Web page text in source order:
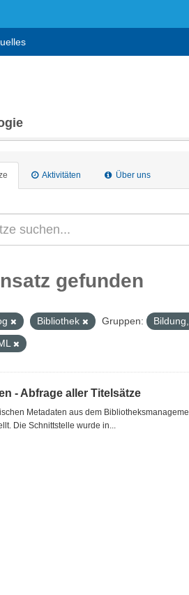
Aktivitäten Über uns
gefunden
Bibliothek Gruppen:
- Abfrage aller Titelsätze
Metadaten aus dem
Die Schnittstelle wurde in...